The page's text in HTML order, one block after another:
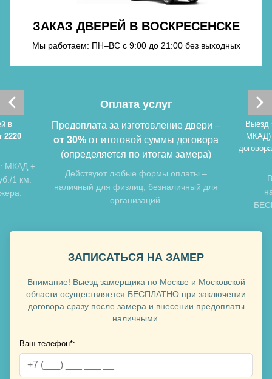
Хочу такую
Хочу такую
ЗАКАЗ ДВЕРЕЙ В ВОСКРЕСЕНСКЕ
Мы работаем: ПН–ВС с 9:00 до 21:00 без выходных
в
2220
МКАД +
1 км.
Оплата услуг
Предоплата за изготовление двери –
от 30% от итоговой суммы договора
(определяется по итогам замера)
Действуют любые формы оплаты –
наличный для физлиц, безналичный для
организаций.
Выезд
ЗАПИСАТЬСЯ НА ЗАМЕР
Внимание! Выезд замерщика по Москве и Московской
области осуществляется БЕСПЛАТНО при заключении
договора сразу после замера и внесении предоплаты
наличными.
Ваш телефон*: